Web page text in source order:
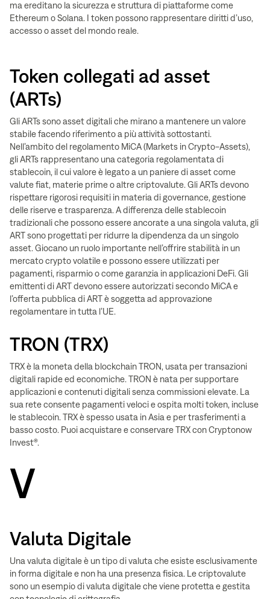
ma ereditano la sicurezza e struttura di piattaforme come
Ethereum o Solana. I token possono rappresentare diritti d’uso,
accesso o asset del mondo reale.
Token collegati ad asset
(ARTs)
Gli ARTs sono asset digitali che mirano a mantenere un valore
stabile facendo riferimento a più attività sottostanti.
Nell’ambito del regolamento MiCA (Markets in Crypto-Assets),
gli ARTs rappresentano una categoria regolamentata di
stablecoin, il cui valore è legato a un paniere di asset come
valute fiat, materie prime o altre criptovalute. Gli ARTs devono
rispettare rigorosi requisiti in materia di governance, gestione
delle riserve e trasparenza. A differenza delle stablecoin
tradizionali che possono essere ancorate a una singola valuta, gli
ART sono progettati per ridurre la dipendenza da un singolo
asset. Giocano un ruolo importante nell’offrire stabilità in un
mercato crypto volatile e possono essere utilizzati per
pagamenti, risparmio o come garanzia in applicazioni DeFi. Gli
emittenti di ART devono essere autorizzati secondo MiCA e
l’offerta pubblica di ART è soggetta ad approvazione
regolamentare in tutta l’UE.
TRON (TRX)
TRX è la moneta della blockchain TRON, usata per transazioni
digitali rapide ed economiche. TRON è nata per supportare
applicazioni e contenuti digitali senza commissioni elevate. La
sua rete consente pagamenti veloci e ospita molti token, incluse
le stablecoin. TRX è spesso usata in Asia e per trasferimenti a
basso costo. Puoi acquistare e conservare TRX con Cryptonow
Invest®.
V
Valuta Digitale
Una valuta digitale è un tipo di valuta che esiste esclusivamente
in forma digitale e non ha una presenza fisica. Le criptovalute
sono un esempio di valuta digitale che viene protetta e gestita